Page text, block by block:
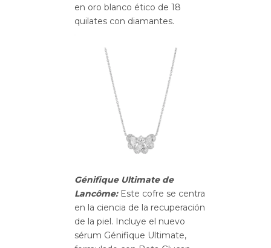
en oro blanco ético de 18
quilates con diamantes.
Génifique Ultimate de
Lancôme: Este cofre se centra
en la ciencia de la recuperación
de la piel. Incluye el nuevo
sérum Génifique Ultimate,